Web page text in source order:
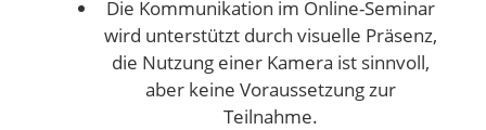
Die Kommunikation im Online-Seminar
wird unterstützt durch visuelle Präsenz,
die Nutzung einer Kamera ist sinnvoll,
aber keine Voraussetzung zur
Teilnahme.